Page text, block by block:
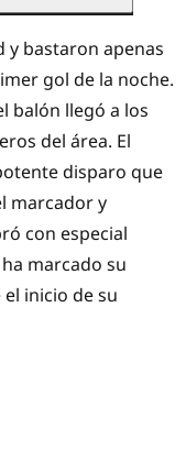
y bastaron apenas
gol de la noche.
balón llegó a los
del área. El
disparo que
marcador y
con especial
marcado su
inicio de su